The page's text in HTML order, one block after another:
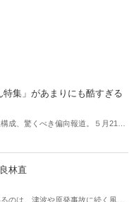
集」があまりにも酷すぎる
成、驚くべき偏向報道。５月21日
林直
のは、津波や原発事故に続く風評